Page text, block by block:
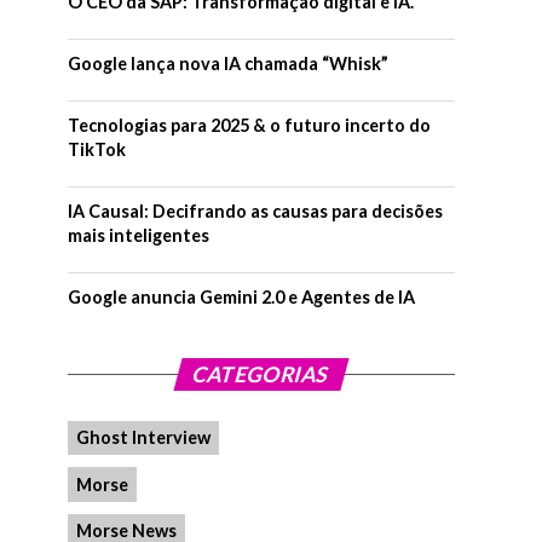
Google lança nova IA chamada “Whisk”
Tecnologias para 2025 & o futuro incerto do
TikTok
IA Causal: Decifrando as causas para decisões
mais inteligentes
Google anuncia Gemini 2.0 e Agentes de IA
CATEGORIAS
Ghost Interview
Morse
Morse News